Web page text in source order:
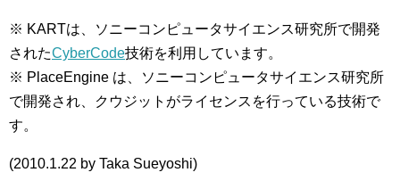
※ KARTは、ソニーコンピュータサイエンス研究所で開発
されたCyberCode技術を利用しています。
※ PlaceEngine は、ソニーコンピュータサイエンス研究所
で開発され、クウジットがライセンスを行っている技術で
す。
(2010.1.22 by Taka Sueyoshi)